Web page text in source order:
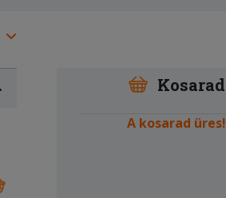
Kosarad
A kosarad üres!